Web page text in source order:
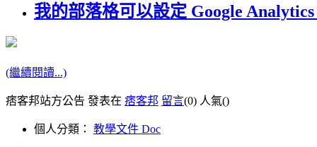
我的部落格可以設定 Google Analytics
(繼續閱讀...)
痞客邦站方公告 發表在 痞客邦 留言(0) 人氣()
個人分類： 教學文件 Doc